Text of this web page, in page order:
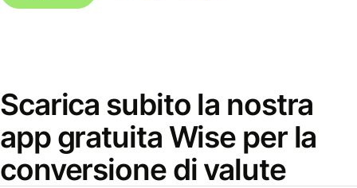
Scarica subito la nostra
app gratuita Wise per la
conversione di valute